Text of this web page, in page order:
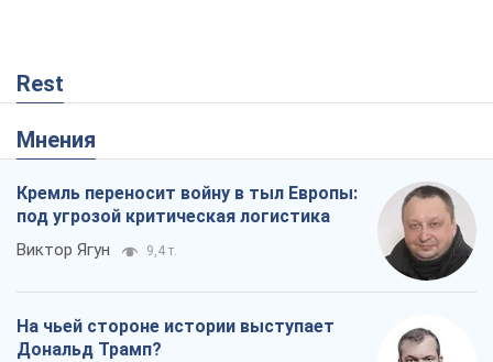
Rest
Мнения
Кремль переносит войну в тыл Европы:
под угрозой критическая логистика
Виктор Ягун 9,4 т.
На чьей стороне истории выступает
Дональд Трамп?